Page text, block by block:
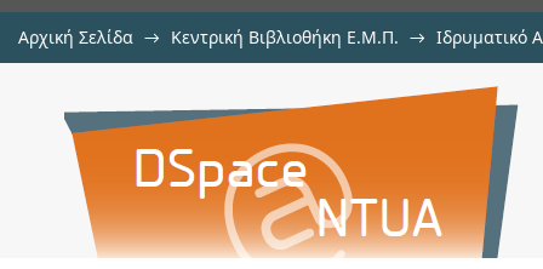
Αρχική Σελίδα → Κεντρική Βιβλιοθήκη Ε.Μ.Π. → Ιδρυματικό
Κατασκευή και μελέτη των